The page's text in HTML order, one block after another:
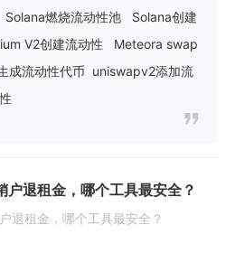
Solana燃烧流动性池
Solana创建
V2创建流动性
Meteora swap
成流动性代币 uniswapv2添加流
户退租金，哪个工具最安全？
退租金，哪个工具最安全？